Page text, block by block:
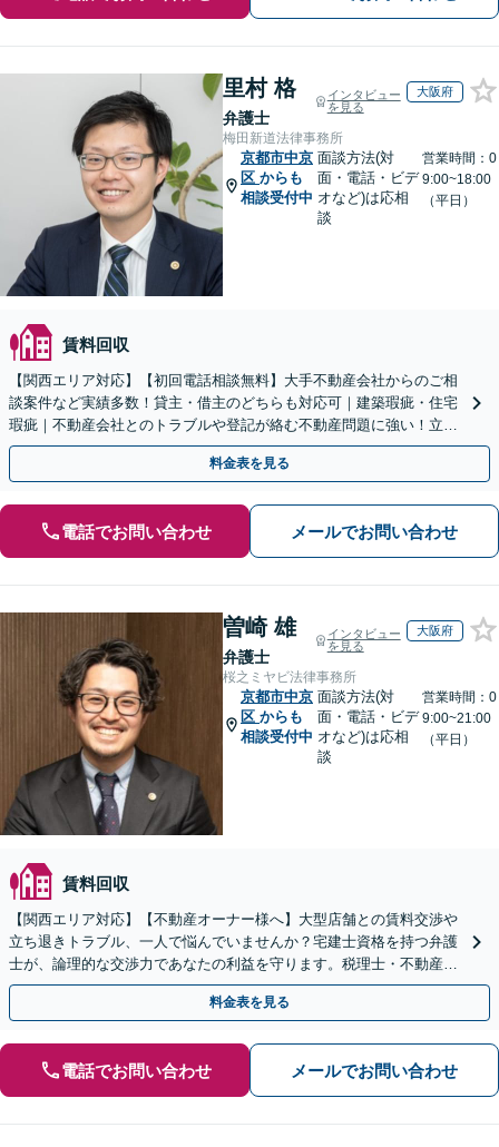
里村 格
弁護士
インタビュー
を見る
大阪府
梅田新道法律事務所
京都市中京
区 からも
相談受付中
面談方法(対
面・電話・ビデ
オなど)は応相
談
営業時間：0
9:00~18:00
（平日）
賃料回収
【関西エリア対応】【初回電話相談無料】大手不動産会社からのご相
談案件など実績多数！貸主・借主のどちらも対応可｜建築瑕疵・住宅
瑕疵｜不動産会社とのトラブルや登記が絡む不動産問題に強い！立ち
退き／建物の明け渡し請求【Zooｍ相談可】
料金表を見る
電話でお問い合わせ メールでお問い合わせ
曽崎 雄
弁護士
インタビュー
を見る
大阪府
桜之ミヤビ法律事務所
京都市中京
区 からも
相談受付中
面談方法(対
面・電話・ビデ
オなど)は応相
談
営業時間：0
9:00~21:00
（平日）
賃料回収
【関西エリア対応】【不動産オーナー様へ】大型店舗との賃料交渉や
立ち退きトラブル、一人で悩んでいませんか？宅建士資格を持つ弁護
士が、論理的な交渉力であなたの利益を守ります。税理士・不動産鑑
定士等と連携し、複雑な案件もワンストップで解決へ。
料金表を見る
電話でお問い合わせ メールでお問い合わせ